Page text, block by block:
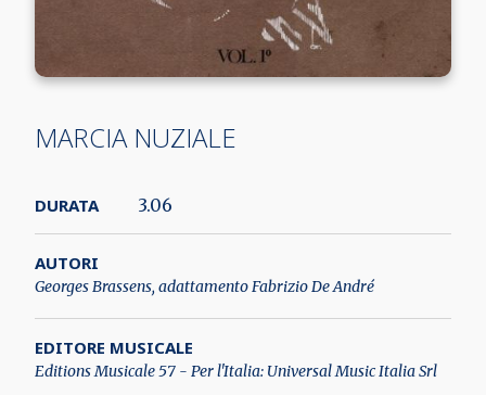
MARCIA NUZIALE
DURATA 3.06
AUTORI
Georges Brassens, adattamento Fabrizio De André
EDITORE MUSICALE
Editions Musicale 57 - Per l'Italia: Universal Music Italia Srl